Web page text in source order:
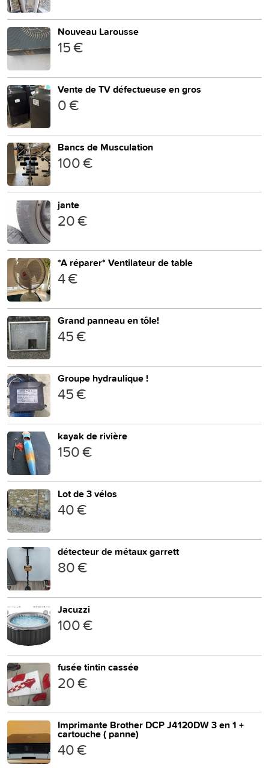
Nouveau Larousse
15 €
Vente de TV défectueuse en gros
0 €
Bancs de Musculation
100 €
jante
20 €
*A réparer* Ventilateur de table
4 €
Grand panneau en tôle!
45 €
Groupe hydraulique !
45 €
kayak de rivière
150 €
Lot de 3 vélos
40 €
détecteur de métaux garrett
80 €
Jacuzzi
100 €
fusée tintin cassée
20 €
Imprimante Brother DCP J4120DW 3 en 1 +
cartouche ( panne)
40 €